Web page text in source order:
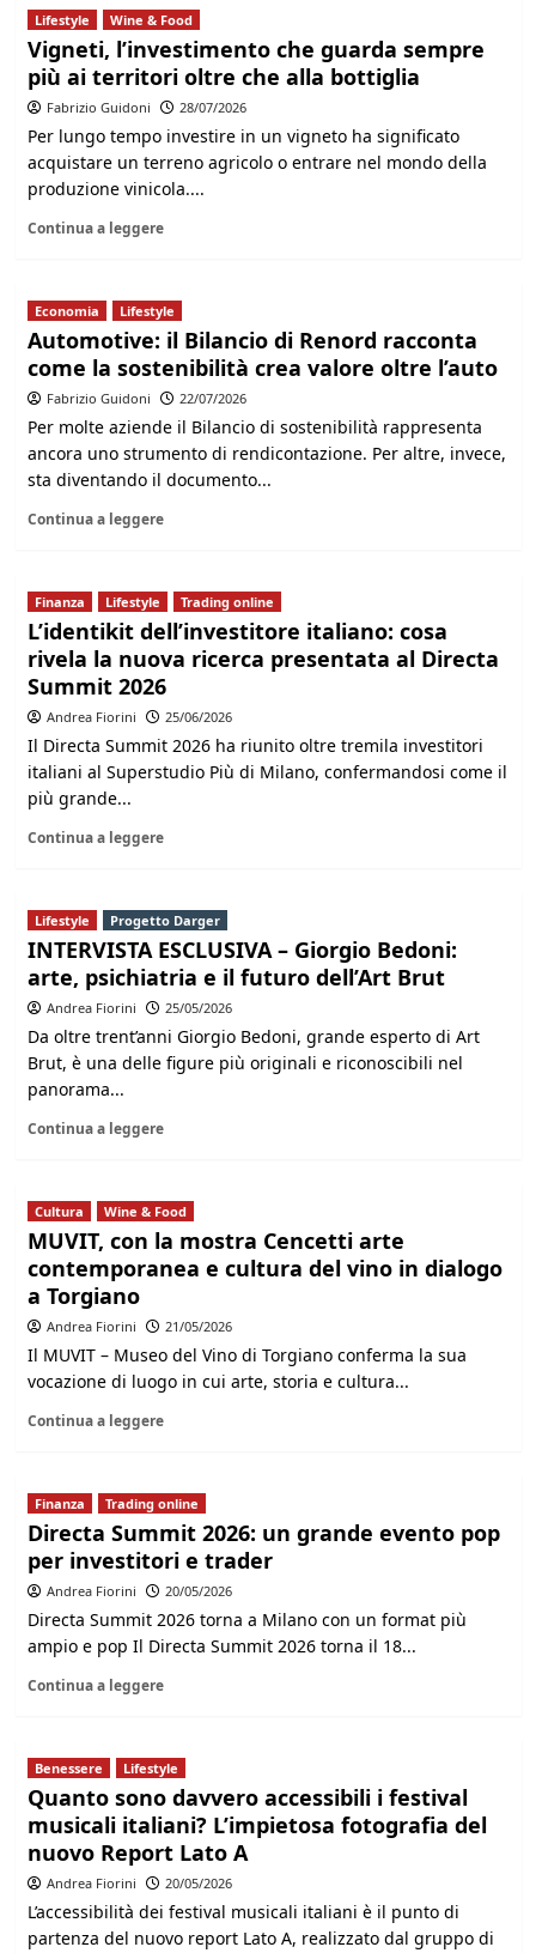
Lifestyle Wine & Food
Vigneti, l’investimento che guarda sempre
più ai territori oltre che alla bottiglia
Fabrizio Guidoni 28/07/2026
Per lungo tempo investire in un vigneto ha significato
acquistare un terreno agricolo o entrare nel mondo della
produzione vinicola....
Continua a leggere
Economia Lifestyle
Automotive: il Bilancio di Renord racconta
come la sostenibilità crea valore oltre l’auto
Fabrizio Guidoni 22/07/2026
Per molte aziende il Bilancio di sostenibilità rappresenta
ancora uno strumento di rendicontazione. Per altre, invece,
sta diventando il documento...
Continua a leggere
Finanza Lifestyle Trading online
L’identikit dell’investitore italiano: cosa
rivela la nuova ricerca presentata al Directa
Summit 2026
Andrea Fiorini 25/06/2026
Il Directa Summit 2026 ha riunito oltre tremila investitori
italiani al Superstudio Più di Milano, confermandosi come il
più grande...
Continua a leggere
Lifestyle Progetto Darger
INTERVISTA ESCLUSIVA – Giorgio Bedoni:
arte, psichiatria e il futuro dell’Art Brut
Andrea Fiorini 25/05/2026
Da oltre trent’anni Giorgio Bedoni, grande esperto di Art
Brut, è una delle figure più originali e riconoscibili nel
panorama...
Continua a leggere
Cultura Wine & Food
MUVIT, con la mostra Cencetti arte
contemporanea e cultura del vino in dialogo
a Torgiano
Andrea Fiorini 21/05/2026
Il MUVIT – Museo del Vino di Torgiano conferma la sua
vocazione di luogo in cui arte, storia e cultura...
Continua a leggere
Finanza Trading online
Directa Summit 2026: un grande evento pop
per investitori e trader
Andrea Fiorini 20/05/2026
Directa Summit 2026 torna a Milano con un format più
ampio e pop Il Directa Summit 2026 torna il 18...
Continua a leggere
Benessere Lifestyle
Quanto sono davvero accessibili i festival
musicali italiani? L’impietosa fotografia del
nuovo Report Lato A
Andrea Fiorini 20/05/2026
L’accessibilità dei festival musicali italiani è il punto di
partenza del nuovo report Lato A, realizzato dal gruppo di